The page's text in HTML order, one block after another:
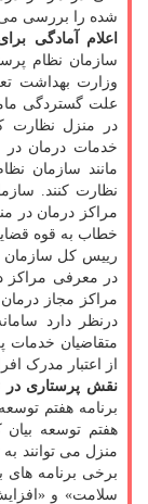
شده را بررسی می
اعلام آمادگی
سازمان نظام
وزارت بهداشت
علت گستردگی
در منزل نظارت
خدمات درمان در
مانند سازمان
نظارت کنند.
مراکز درمان در
خطاب به قوه
رییس کل سازمان
در معرفی مراکز
مراکز مجاز
درنظر دارد
متقاضیان خدمات
از اعتبار مدرک
نقش پرستاری در
برنامه هفتم
هفتم توسعه
منزل می توانند
برخی برنامه های
سلامت» و